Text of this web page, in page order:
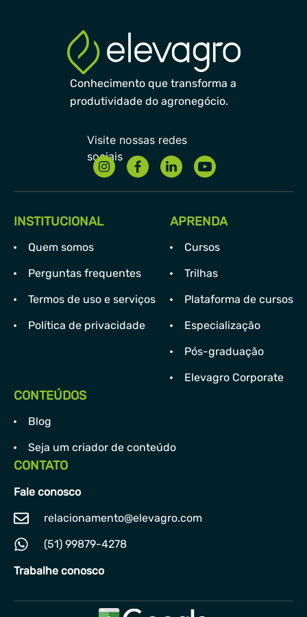
Conhecimento que transforma a
produtividade do agronegócio.
INSTITUCIONAL
Quem somos
Perguntas frequentes
Termos de uso e serviços
Política de privacidade
APRENDA
Cursos
Trilhas
Plataforma de cursos
Especialização
Pós-graduação
Elevagro Corporate
CONTEÚDOS
Blog
Seja um criador de conteúdo
CONTATO
Fale conosco
relacionamento@elevagro.com
(51) 99879-4278
Trabalhe conosco